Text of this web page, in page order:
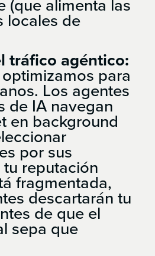
(que alimenta las
locales de
tráfico agéntico:
para
Los agentes
de IA navegan
en background
por sus
reputación
fragmentada,
descartarán tu
de que el
sepa que